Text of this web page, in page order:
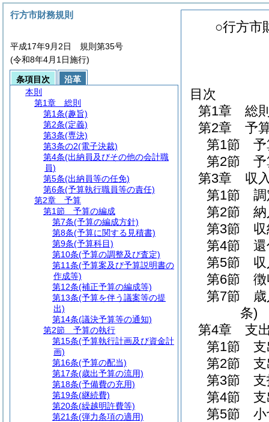
○行方市
目次
第1章
総
第2章
予
第1節
第2節
第3章
収
第1節
第2節
第3節
第4節
第5節
第6節
第7節
条)
第4章
支
第1節
第2節
第3節
第4節
第5節
行方市財務規則
平成17年9月2日 規則第35号
(令和8年4月1日施行)
条項目次
沿革
本則
第1章
総則
第1条(趣旨)
第2条(定義)
第3条(専決)
第3条の2(電子決裁)
第4条(出納員及びその他の会計職
員)
第5条(出納員等の任免)
第6条(予算執行職員等の責任)
第2章
予算
第1節
予算の編成
第7条(予算の編成方針)
第8条(予算に関する見積書)
第9条(予算科目)
第10条(予算の調整及び査定)
第11条(予算案及び予算説明書の
作成等)
第12条(補正予算の編成等)
第13条(予算を伴う議案等の提
出)
第14条(議決予算等の通知)
第2節
予算の執行
第15条(予算執行計画及び資金計
画)
第16条(予算の配当)
第17条(歳出予算の流用)
第18条(予備費の充用)
第19条(継続費)
第20条(繰越明許費等)
第21条(弾力条項の適用)